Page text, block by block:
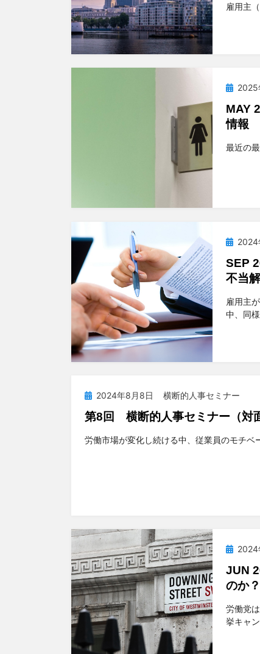
雇用主
投
日:
2025
MAY
情報
投稿
最近の
投
日:
2024
SEP
不当
投稿
雇用主
中、同
投
稿
日:
2024年8月8日 横断的人事セミナー
第8回 横断的人事セミナー（対
投稿者tsuchiya
労働市場が変化し続ける中、従業員のモチ
投 2024
JUN
のか？
投稿者
労働党
挙キャ